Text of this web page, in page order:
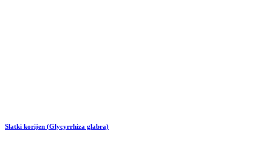
Slatki korijen (Glycyrrhiza glabra)